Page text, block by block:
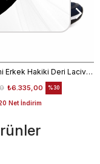
Mocassini Erkek Hakiki Deri Lacivert Spor & Sneaker Ayakkabı
₺6.335,00
Net İndirim
%30